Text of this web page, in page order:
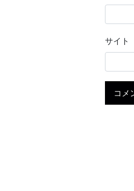
サイト